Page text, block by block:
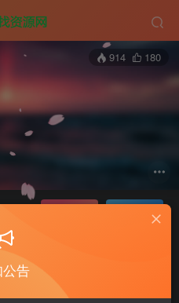
914 180
sun above always shines.
告